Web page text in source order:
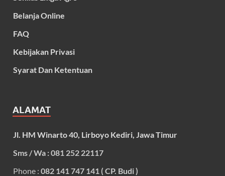
Belanja Online
FAQ
Kebijakan Privasi
Syarat Dan Ketentuan
ALAMAT
Jl. HM Winarto 40, Lirboyo Kediri, Jawa Timur
Sms / Wa : 081 252 22117
Phone : 082 141 747 141 ( CP. Budi )